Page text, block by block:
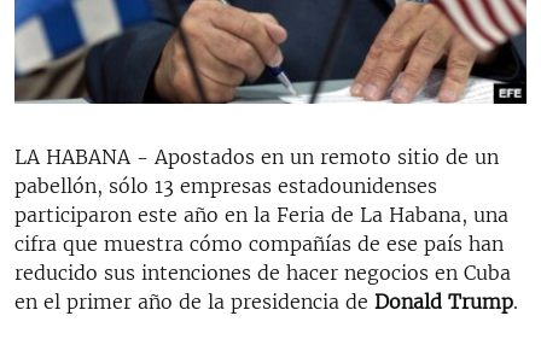
ESPECIALES
ESPECIALES
SER VIEJO EN CUBA
KENTU-CUBANO
LOS SANTOS DE HIALEAH
DESINFORMACIÓN RUSA EN AMÉRICA LATINA
MULTIMEDIA
SÍGUENOS
LA HABANA - Apostados en un remoto sitio de un
pabellón, sólo 13 empresas estadounidenses
participaron este año en la Feria de La Habana, una
cifra que muestra cómo compañías de ese país han
reducido sus intenciones de hacer negocios en Cuba
en el primer año de la presidencia de Donald Trump.